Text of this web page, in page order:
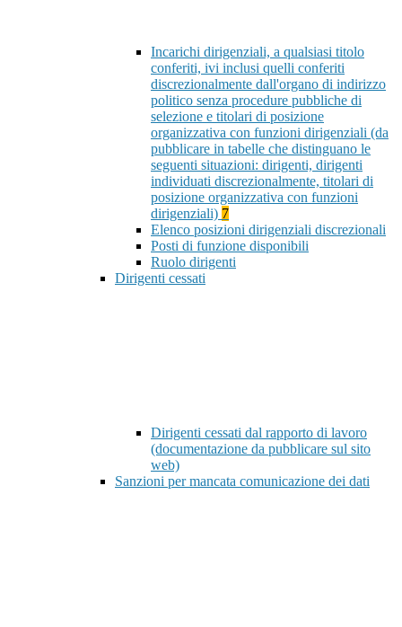
Incarichi dirigenziali, a qualsiasi titolo
conferiti, ivi inclusi quelli conferiti
discrezionalmente dall'organo di indirizzo
politico senza procedure pubbliche di
selezione e titolari di posizione
organizzativa con funzioni dirigenziali (da
pubblicare in tabelle che distinguano le
seguenti situazioni: dirigenti, dirigenti
individuati discrezionalmente, titolari di
posizione organizzativa con funzioni
dirigenziali) 7
Elenco posizioni dirigenziali discrezionali
Posti di funzione disponibili
Ruolo dirigenti
Dirigenti cessati
Dirigenti cessati dal rapporto di lavoro
(documentazione da pubblicare sul sito
web)
Sanzioni per mancata comunicazione dei dati